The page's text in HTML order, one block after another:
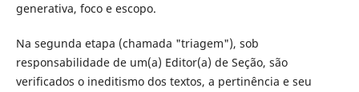
generativa, foco e escopo.
Na segunda etapa (chamada "triagem"), sob
responsabilidade de um(a) Editor(a) de Seção, são
verificados o ineditismo dos textos, a pertinência e seu